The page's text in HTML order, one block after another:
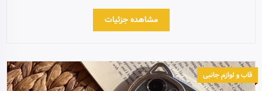
مشاهده جزئیات
قاب و لوازم جانبی